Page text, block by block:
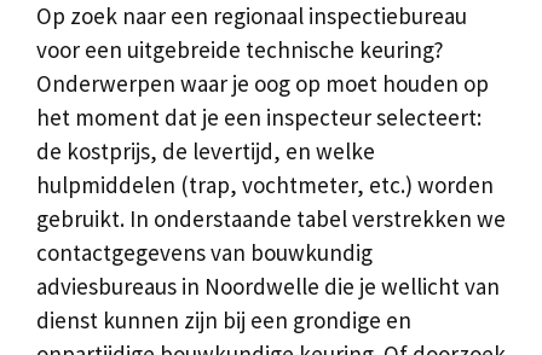
Op zoek naar een regionaal inspectiebureau
voor een uitgebreide technische keuring?
Onderwerpen waar je oog op moet houden op
het moment dat je een inspecteur selecteert:
de kostprijs, de levertijd, en welke
hulpmiddelen (trap, vochtmeter, etc.) worden
gebruikt. In onderstaande tabel verstrekken we
contactgegevens van bouwkundig
adviesbureaus in Noordwelle die je wellicht van
dienst kunnen zijn bij een grondige en